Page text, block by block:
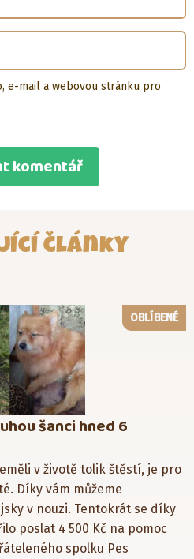
e-mail a webovou stránku pro
články
OBLÍBENÉ
šanci hned 6
v životě tolik štěstí, je pro
Díky vám můžeme
v nouzi. Tentokrát se díky
poslat 4 500 Kč na pomoc
spolku Pes